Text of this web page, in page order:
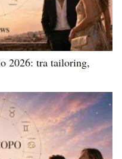
2026: tra tailoring,